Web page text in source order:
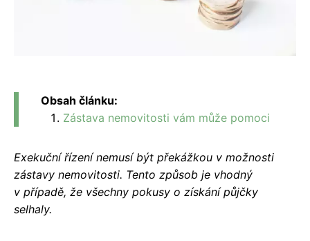
Obsah článku:
Zástava nemovitosti vám může pomoci
Exekuční řízení nemusí být překážkou v možnosti
zástavy nemovitosti. Tento způsob je vhodný
v případě, že všechny pokusy o získání půjčky
selhaly.